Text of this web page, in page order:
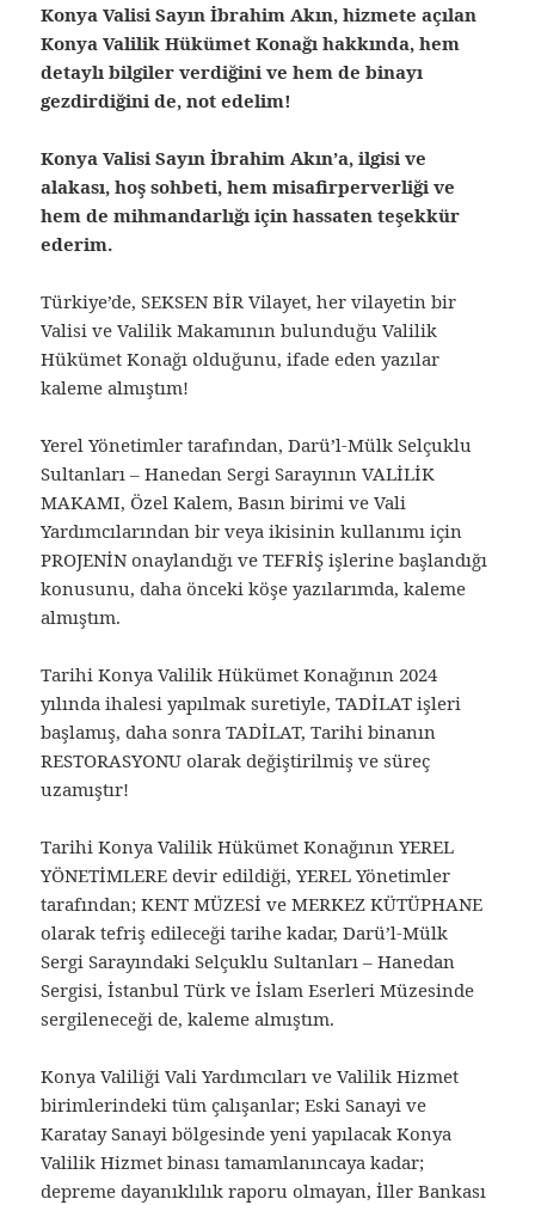
Konya Valisi Sayın İbrahim Akın, hizmete açılan
Konya Valilik Hükümet Konağı hakkında, hem
detaylı bilgiler verdiğini ve hem de binayı
gezdirdiğini de, not edelim!
Konya Valisi Sayın İbrahim Akın’a, ilgisi ve
alakası, hoş sohbeti, hem misafirperverliği ve
hem de mihmandarlığı için hassaten teşekkür
ederim.
Türkiye’de, SEKSEN BİR Vilayet, her vilayetin bir
Valisi ve Valilik Makamının bulunduğu Valilik
Hükümet Konağı olduğunu, ifade eden yazılar
kaleme almıştım!
Yerel Yönetimler tarafından, Darü’l-Mülk Selçuklu
Sultanları – Hanedan Sergi Sarayının VALİLİK
MAKAMI, Özel Kalem, Basın birimi ve Vali
Yardımcılarından bir veya ikisinin kullanımı için
PROJENİN onaylandığı ve TEFRİŞ işlerine başlandığı
konusunu, daha önceki köşe yazılarımda, kaleme
almıştım.
Tarihi Konya Valilik Hükümet Konağının 2024
yılında ihalesi yapılmak suretiyle, TADİLAT işleri
başlamış, daha sonra TADİLAT, Tarihi binanın
RESTORASYONU olarak değiştirilmiş ve süreç
uzamıştır!
Tarihi Konya Valilik Hükümet Konağının YEREL
YÖNETİMLERE devir edildiği, YEREL Yönetimler
tarafından; KENT MÜZESİ ve MERKEZ KÜTÜPHANE
olarak tefriş edileceği tarihe kadar, Darü’l-Mülk
Sergi Sarayındaki Selçuklu Sultanları – Hanedan
Sergisi, İstanbul Türk ve İslam Eserleri Müzesinde
sergileneceği de, kaleme almıştım.
Konya Valiliği Vali Yardımcıları ve Valilik Hizmet
birimlerindeki tüm çalışanlar; Eski Sanayi ve
Karatay Sanayi bölgesinde yeni yapılacak Konya
Valilik Hizmet binası tamamlanıncaya kadar;
depreme dayanıklılık raporu olmayan, İller Bankası